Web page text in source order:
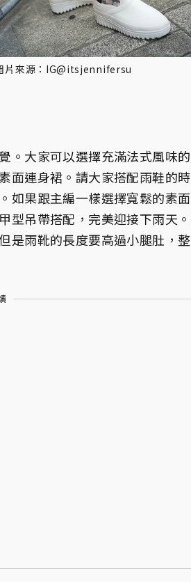
片來源：IG@itsjennifersu
。大家可以選擇充滿法式風味的
面連身裙。請大家搭配雨鞋的時
如果跟主編一樣選擇寬鬆的素面
型吊帶搭配，完美迎接下雨天。
是雨靴的長度要高過小腿肚，整